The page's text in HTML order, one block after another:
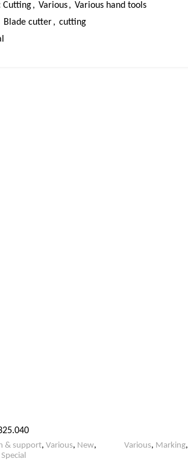
Cutting, Various, Various hand tools
Blade cutter, cutting
& support, Various, New,
Special
Various, Marking,